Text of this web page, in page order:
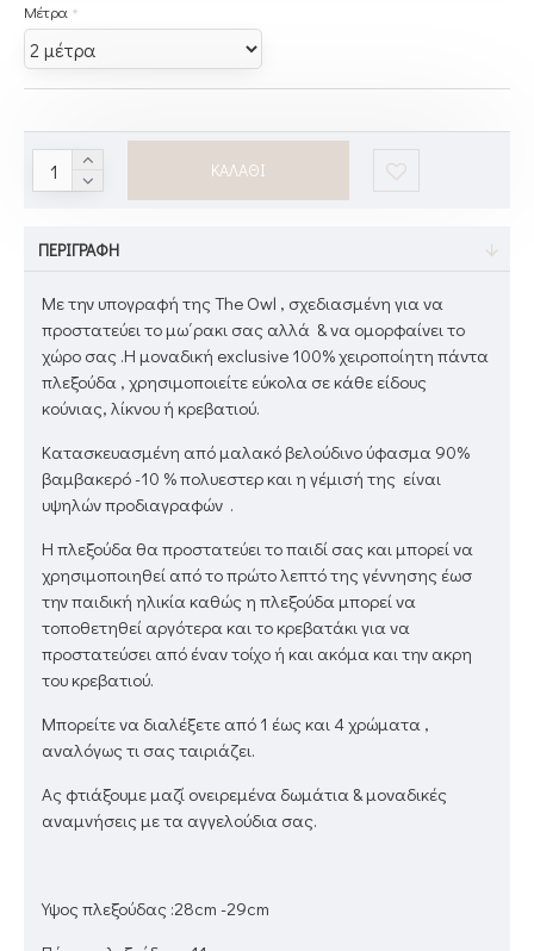
Μέτρα
ΚΑΛΆΘΙ
ΠΕΡΙΓΡΑΦΉ
Με την υπογραφή της The Owl , σχεδιασμένη για να
προστατεύει το μω΄ρακι σας αλλά & να ομορφαίνει το
χώρο σας .Η μοναδική exclusive 100% χειροποίητη πάντα
πλεξούδα , χρησιμοποιείτε εύκολα σε κάθε είδους
κούνιας, λίκνου ή κρεβατιού.
Κατασκευασμένη από μαλακό βελούδινο ύφασμα 90%
βαμβακερό -10 % πολυεστερ και η γέμισή της είναι
υψηλών προδιαγραφών .
Η πλεξούδα θα προστατεύει το παιδί σας και μπορεί να
χρησιμοποιηθεί από το πρώτο λεπτό της γέννησης έωσ
την παιδική ηλικία καθώς η πλεξούδα μπορεί να
τοποθετηθεί αργότερα και το κρεβατάκι για να
προστατεύσει από έναν τοίχο ή και ακόμα και την ακρη
του κρεβατιού.
Μπορείτε να διαλέξετε από 1 έως και 4 χρώματα ,
αναλόγως τι σας ταιριάζει.
Aς φτιάξουμε μαζί ονειρεμένα δωμάτια & μοναδικές
αναμνήσεις με τα αγγελούδια σας.
Υψος πλεξούδας :28cm -29cm